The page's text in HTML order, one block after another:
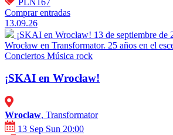
Comprar entradas
13.09.26
¡SKAI en Wrocław! 13 de septiembre
Wrocław en Transformator. 25 años en el
Conciertos Música rock
¡SKAI en Wrocław!
Wroclaw, Transformator
13 Sep Sun 20:00